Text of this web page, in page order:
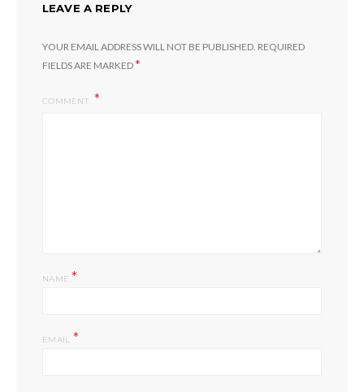
LEAVE A REPLY
YOUR EMAIL ADDRESS WILL NOT BE PUBLISHED. REQUIRED
FIELDS ARE MARKED*
COMMENT
NAME*
EMAIL *